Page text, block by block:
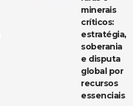
minerais
críticos:
estratégia,
soberania
e disputa
global por
recursos
essenciais